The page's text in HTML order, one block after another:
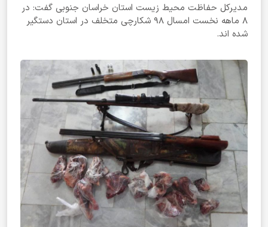
مدیرکل حفاظت محیط زیست استان خراسان جنوبی گفت: در
۸ ماهه نخست امسال ۹۸ شکارچی متخلف در استان دستگیر
شده اند.